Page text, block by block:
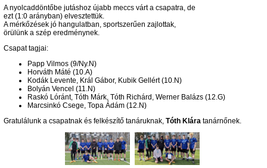
A nyolcaddöntőbe jutáshoz újabb meccs várt a csapatra, de
ezt (1:0 arányban) elvesztettük.
A mérkőzések jó hangulatban, sportszerűen zajlottak,
örülünk a szép eredménynek.
Csapat tagjai:
Papp Vilmos (9/Ny.N)
Horváth Máté (10.A)
Kodák Levente, Král Gábor, Kubik Gellért (10.N)
Bolyán Vencel (11.N)
Raskó Lóránt, Tóth Márk, Tóth Richárd, Werner Balázs (12.G)
Marcsinkó Csege, Topa Ádám (12.N)
Gratulálunk a csapatnak és felkészítő tanáruknak, Tóth Klára tanárnőnek.